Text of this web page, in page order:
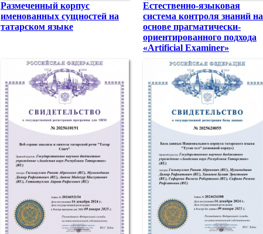
Размеченный корпус
именованных сущностей на
татарском языке
Естественно-языковая
система контроля знаний на
основе прагматически-
ориентированного подхода
«Artificial Examiner»